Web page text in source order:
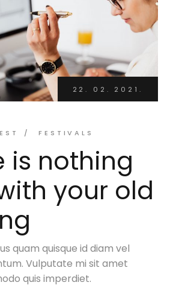
22. 02. 2021.
FESTIVALS
is nothing
your old
quam quisque id diam vel
Vulputate mi sit amet
quis imperdiet.